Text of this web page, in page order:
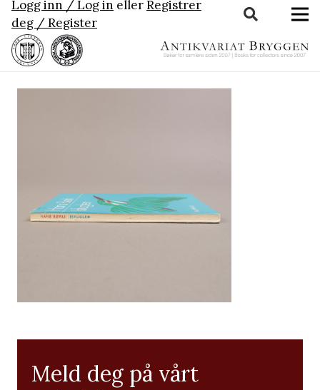
Logg inn / Log in ellerRegistrer
deg / Register
Meld deg på vårt